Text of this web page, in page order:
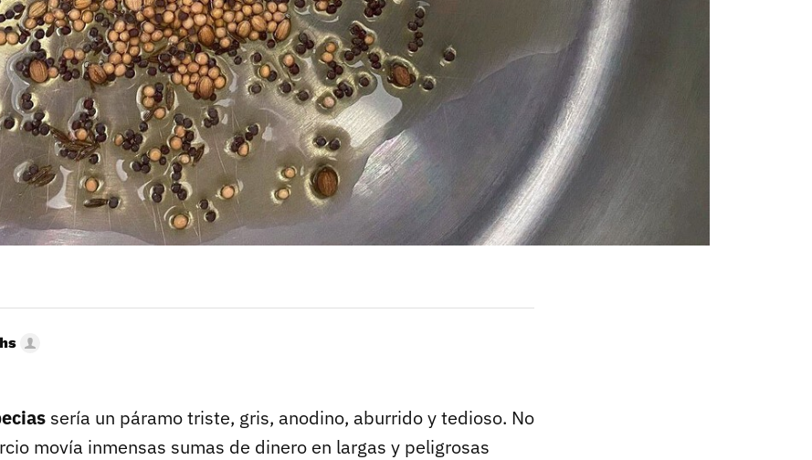
sería un páramo triste, gris, anodino, aburrido y tedioso. No
movía inmensas sumas de dinero en largas y peligrosas